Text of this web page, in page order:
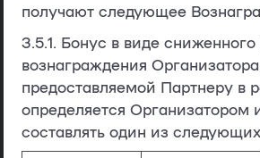
получают следующее
3.5.1. Бонус в виде
вознаграждения Организатора,
предоставляемой Партнеру в
определяется Организатором
составлять один из